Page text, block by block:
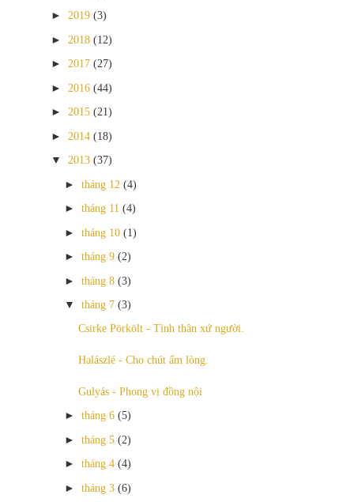
► 2019 (3)
► 2018 (12)
► 2017 (27)
► 2016 (44)
► 2015 (21)
► 2014 (18)
▼ 2013 (37)
► tháng 12 (4)
► tháng 11 (4)
► tháng 10 (1)
► tháng 9 (2)
► tháng 8 (3)
▼ tháng 7 (3)
Csirke Pörkölt - Tình thân xứ người.
Halászlé - Cho chút ấm lòng.
Gulyás - Phong vị đồng nội
► tháng 6 (5)
► tháng 5 (2)
► tháng 4 (4)
► tháng 3 (6)